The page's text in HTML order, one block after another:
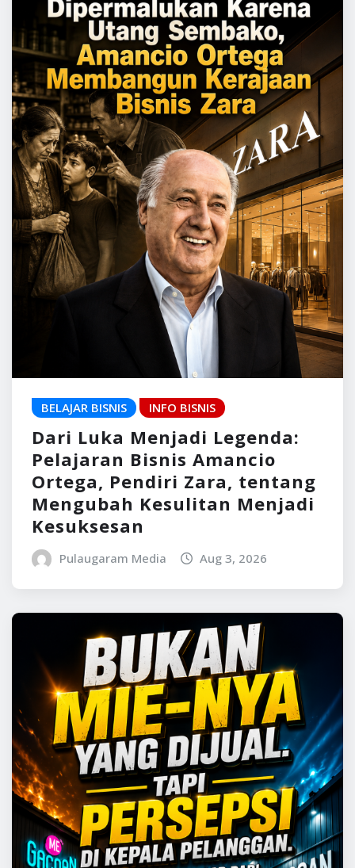
BELAJAR BISNIS INFO BISNIS
Dari Luka Menjadi Legenda:
Pelajaran Bisnis Amancio
Ortega, Pendiri Zara, tentang
Mengubah Kesulitan Menjadi
Kesuksesan
Pulaugaram Media Aug 3, 2026